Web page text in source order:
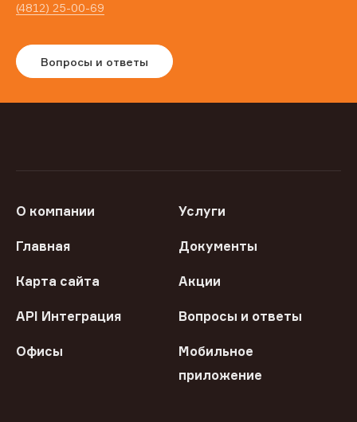
(4812) 25-00-69
Вопросы и ответы
О компании Услуги
Главная Документы
Карта сайта Акции
API Интеграция Вопросы и ответы
Офисы
Мобильное
приложение